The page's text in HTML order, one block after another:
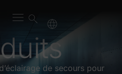
de secours pour